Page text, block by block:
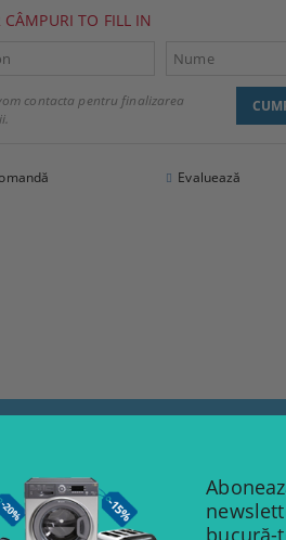
CÂMPURI TO FILL IN
contacta pentru finalizarea
Evaluează
COMENTARII
bucură-